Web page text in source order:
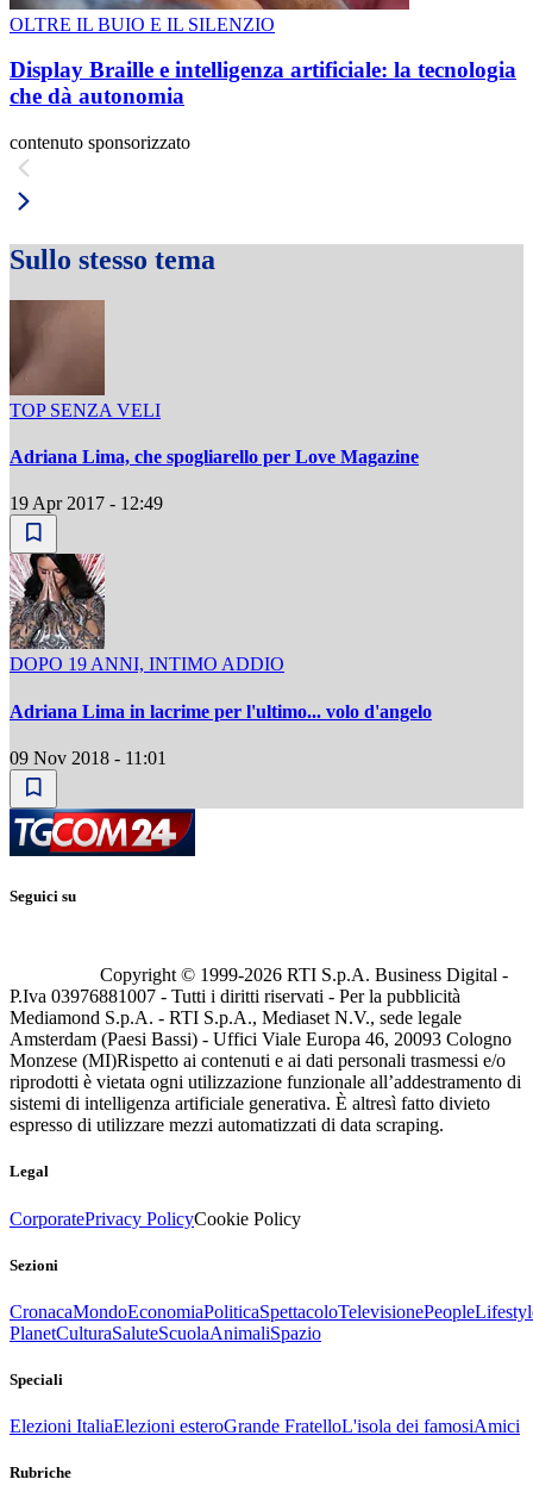
OLTRE IL BUIO E IL SILENZIO
Display Braille e intelligenza artificiale: la tecnologia
che dà autonomia
contenuto sponsorizzato
Sullo stesso tema
TOP SENZA VELI
Adriana Lima, che spogliarello per Love Magazine
19 Apr 2017 - 12:49
DOPO 19 ANNI, INTIMO ADDIO
Adriana Lima in lacrime per l'ultimo... volo d'angelo
09 Nov 2018 - 11:01
Seguici su
Copyright © 1999-2026 RTI S.p.A. Business Digital -
P.Iva 03976881007 - Tutti i diritti riservati - Per la pubblicità
Mediamond S.p.A. - RTI S.p.A., Mediaset N.V., sede legale
Amsterdam (Paesi Bassi) - Uffici Viale Europa 46, 20093 Cologno
Monzese (MI)Rispetto ai contenuti e ai dati personali trasmessi e/o
riprodotti è vietata ogni utilizzazione funzionale all’addestramento di
sistemi di intelligenza artificiale generativa. È altresì fatto divieto
espresso di utilizzare mezzi automatizzati di data scraping.
Legal
CorporatePrivacy PolicyCookie Policy
Sezioni
CronacaMondoEconomiaPoliticaSpettacoloTelevisionePeople
PlanetCulturaSaluteScuolaAnimaliSpazio
Speciali
Elezioni ItaliaElezioni esteroGrande FratelloL'isola dei famosiAmici
Rubriche